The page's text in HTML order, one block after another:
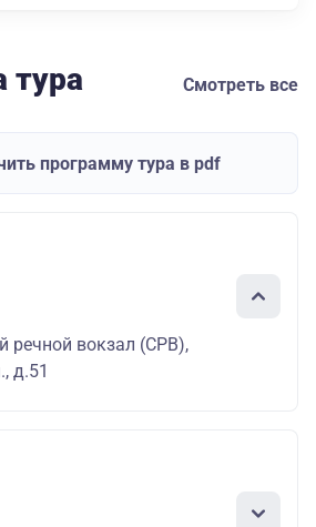
тура Смотреть все
программу тура в pdf
речной вокзал (СРВ),
д.51